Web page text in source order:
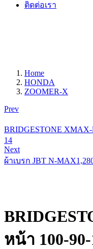
ติดต่อเรา
Home
HONDA
ZOOMER-X
Prev
BRIDGESTONE
14
Next
ผ้าเบรก JBT N-MAX
หน้า 100-